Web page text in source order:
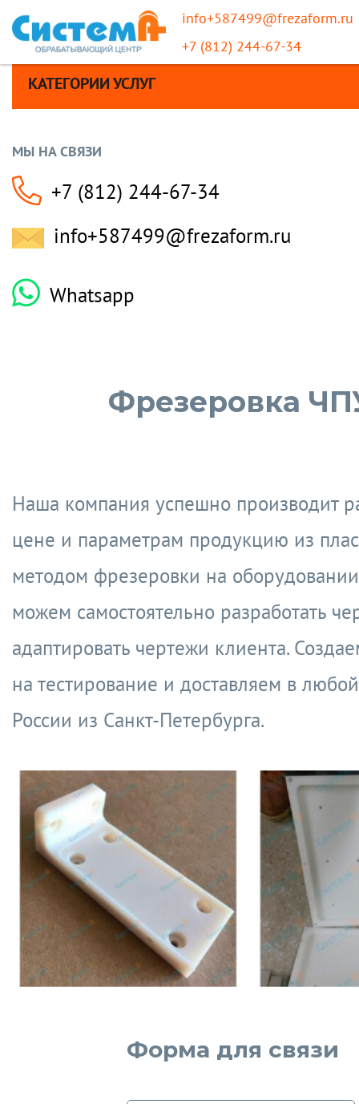
info+587499@frezaform.ru
+7 (812) 244-67-34
КАТЕГОРИИ УСЛУГ
МЫ НА СВЯЗИ
+7 (812) 244-67-34
info+587499@frezaform.ru
Whatsapp
Фрезеровка
Наша компания успешно производит
цене и параметрам продукцию из
методом фрезеровки на
можем самостоятельно разработать
адаптировать чертежи клиента.
на тестирование и доставляем в
России из Санкт-Петербурга.
Форма для связи